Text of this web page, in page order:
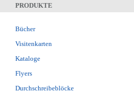
PRODUKTE
Bücher
Visitenkarten
Kataloge
Flyers
Durchschreibeblöcke